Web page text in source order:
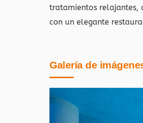
tratamientos relajantes,
con un elegante
Galería de